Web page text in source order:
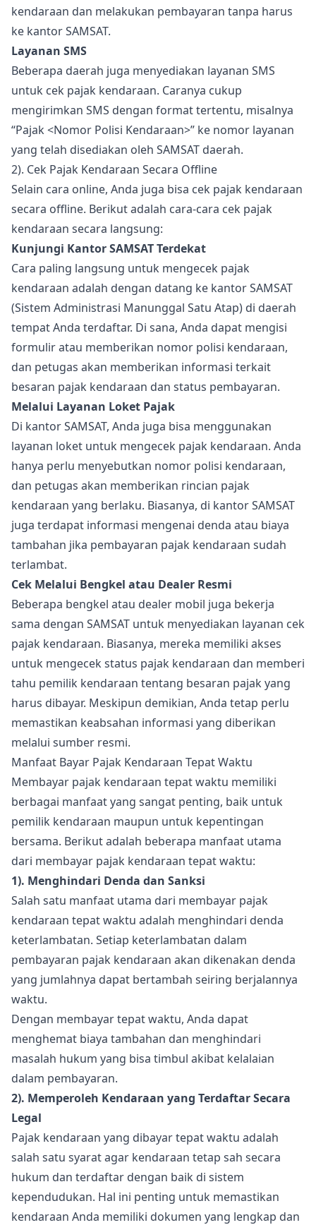
kendaraan dan melakukan pembayaran tanpa harus
ke kantor SAMSAT.
Layanan SMS
Beberapa daerah juga menyediakan layanan SMS
untuk cek pajak kendaraan. Caranya cukup
mengirimkan SMS dengan format tertentu, misalnya
“Pajak <Nomor Polisi Kendaraan>” ke nomor layanan
yang telah disediakan oleh SAMSAT daerah.
2). Cek Pajak Kendaraan Secara Offline
Selain cara online, Anda juga bisa cek pajak kendaraan
secara offline. Berikut adalah cara-cara cek pajak
kendaraan secara langsung:
Kunjungi Kantor SAMSAT Terdekat
Cara paling langsung untuk mengecek pajak
kendaraan adalah dengan datang ke kantor SAMSAT
(Sistem Administrasi Manunggal Satu Atap) di daerah
tempat Anda terdaftar. Di sana, Anda dapat mengisi
formulir atau memberikan nomor polisi kendaraan,
dan petugas akan memberikan informasi terkait
besaran pajak kendaraan dan status pembayaran.
Melalui Layanan Loket Pajak
Di kantor SAMSAT, Anda juga bisa menggunakan
layanan loket untuk mengecek pajak kendaraan. Anda
hanya perlu menyebutkan nomor polisi kendaraan,
dan petugas akan memberikan rincian pajak
kendaraan yang berlaku. Biasanya, di kantor SAMSAT
juga terdapat informasi mengenai denda atau biaya
tambahan jika pembayaran pajak kendaraan sudah
terlambat.
Cek Melalui Bengkel atau Dealer Resmi
Beberapa bengkel atau dealer mobil juga bekerja
sama dengan SAMSAT untuk menyediakan layanan cek
pajak kendaraan. Biasanya, mereka memiliki akses
untuk mengecek status pajak kendaraan dan memberi
tahu pemilik kendaraan tentang besaran pajak yang
harus dibayar. Meskipun demikian, Anda tetap perlu
memastikan keabsahan informasi yang diberikan
melalui sumber resmi.
Manfaat Bayar Pajak Kendaraan Tepat Waktu
Membayar pajak kendaraan tepat waktu memiliki
berbagai manfaat yang sangat penting, baik untuk
pemilik kendaraan maupun untuk kepentingan
bersama. Berikut adalah beberapa manfaat utama
dari membayar pajak kendaraan tepat waktu:
1). Menghindari Denda dan Sanksi
Salah satu manfaat utama dari membayar pajak
kendaraan tepat waktu adalah menghindari denda
keterlambatan. Setiap keterlambatan dalam
pembayaran pajak kendaraan akan dikenakan denda
yang jumlahnya dapat bertambah seiring berjalannya
waktu.
Dengan membayar tepat waktu, Anda dapat
menghemat biaya tambahan dan menghindari
masalah hukum yang bisa timbul akibat kelalaian
dalam pembayaran.
2). Memperoleh Kendaraan yang Terdaftar Secara
Legal
Pajak kendaraan yang dibayar tepat waktu adalah
salah satu syarat agar kendaraan tetap sah secara
hukum dan terdaftar dengan baik di sistem
kependudukan. Hal ini penting untuk memastikan
kendaraan Anda memiliki dokumen yang lengkap dan